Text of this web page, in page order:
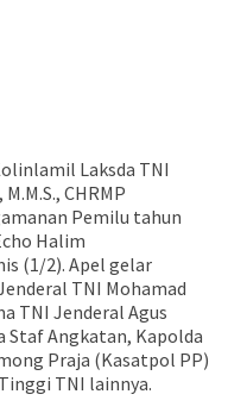
Laksda TNI
CHRMP
Pemilu tahun
Halim
(1/2). Apel gelar
TNI Mohamad
TNI Jenderal Agus
Staf Angkatan, Kapolda
Praja (Kasatpol PP)
TNI lainnya.